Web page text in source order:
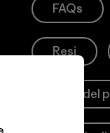
FAQs
Resi
Cura del